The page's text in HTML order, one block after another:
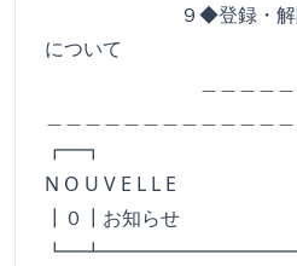
９◆登録・解除・
について
N O U V E L L E
┃０┃お知らせ